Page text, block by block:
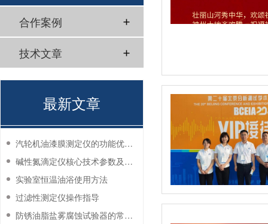
合作案例
技术文章
最新文章
汽轮机油漆膜测定仪的功能优势有哪些？
碱性氮滴定仪核心技术参数及应用说明
实验室恒温油浴使用方法
过滤性测定仪操作指导
防锈油脂盐雾腐蚀试验器的常见故障与解决方法